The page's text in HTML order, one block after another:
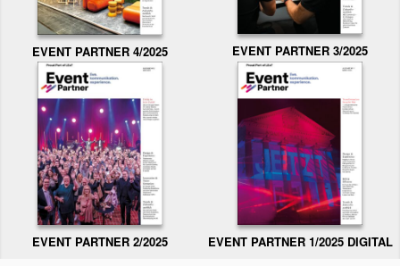
EVENT PARTNER 4/2025 EVENT PARTNER 3/2025
EVENT PARTNER 2/2025 EVENT PARTNER 1/2025 DIGITAL